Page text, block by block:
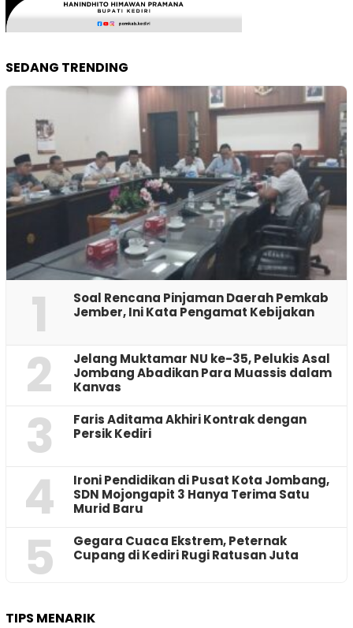
SEDANG TRENDING
1
‎Soal Rencana Pinjaman Daerah Pemkab
Jember, Ini Kata Pengamat Kebijakan ‎
2
Jelang Muktamar NU ke-35, Pelukis Asal
Jombang Abadikan Para Muassis dalam
Kanvas
3
Faris Aditama Akhiri Kontrak dengan
Persik Kediri
4
Ironi Pendidikan di Pusat Kota Jombang,
SDN Mojongapit 3 Hanya Terima Satu
Murid Baru
5
‎Gegara Cuaca Ekstrem, Peternak
Cupang di Kediri Rugi Ratusan Juta
TIPS MENARIK